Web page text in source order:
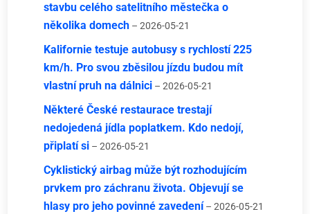
stavbu celého satelitního městečka o
několika domech – 2026-05-21
Kalifornie testuje autobusy s rychlostí 225
km/h. Pro svou zběsilou jízdu budou mít
vlastní pruh na dálnici – 2026-05-21
Některé České restaurace trestají
nedojedená jídla poplatkem. Kdo nedojí,
připlatí si – 2026-05-21
Cyklistický airbag může být rozhodujícím
prvkem pro záchranu života. Objevují se
hlasy pro jeho povinné zavedení – 2026-05-21